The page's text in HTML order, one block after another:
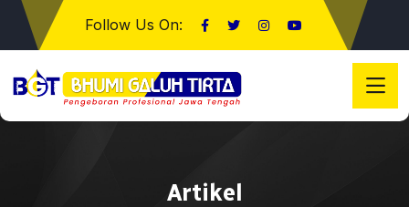
Follow Us On:
Artikel